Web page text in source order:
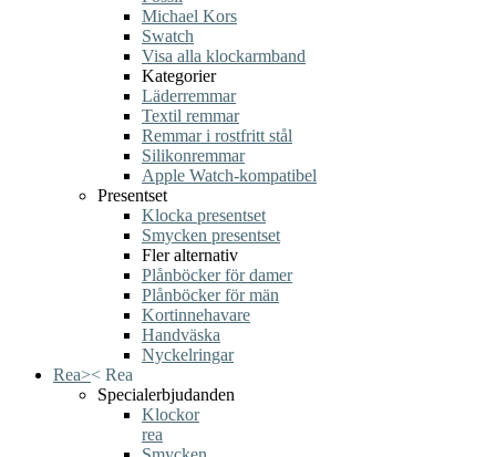
Michael Kors
Swatch
Visa alla klockarmband
Kategorier
Läderremmar
Textil remmar
Remmar i rostfritt stål
Silikonremmar
Apple Watch-kompatibel
Presentset
Klocka presentset
Smycken presentset
Fler alternativ
Plånböcker för damer
Plånböcker för män
Kortinnehavare
Handväska
Nyckelringar
Rea>< Rea
Specialerbjudanden
Klockor
rea